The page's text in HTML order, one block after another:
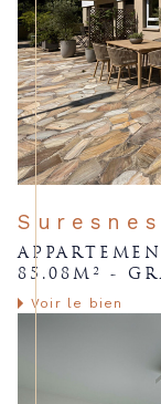
85.08M² -
Voir le bien